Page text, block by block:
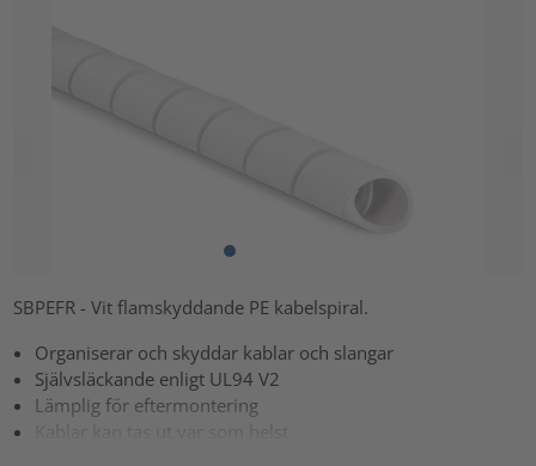
SBPEFR - Vit flamskyddande PE kabelspiral.
Organiserar och skyddar kablar och slangar
Självsläckande enligt UL94 V2
Lämplig för eftermontering